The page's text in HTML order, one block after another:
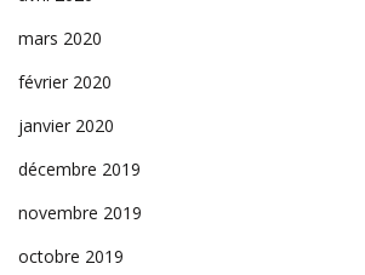
mars 2020
février 2020
janvier 2020
décembre 2019
novembre 2019
octobre 2019